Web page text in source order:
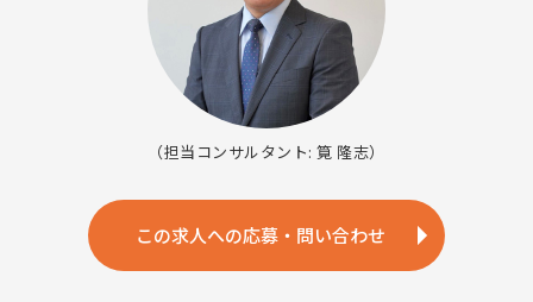
（担当コンサルタント: 筧 隆志）
この求人への応募・問い合わせ